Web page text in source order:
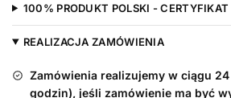
100% PRODUKT POLSKI -
REALIZACJA ZAMÓWIENIA
Zamówienia realizujemy w ciągu
godzin), jeśli zamówienie ma być